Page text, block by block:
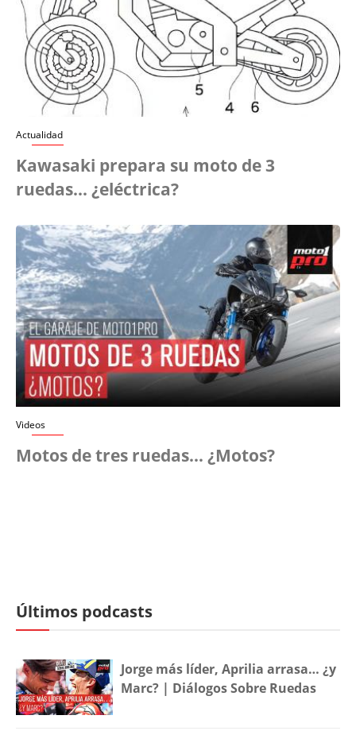
Actualidad
Kawasaki prepara su moto de 3
ruedas... ¿eléctrica?
Videos
Motos de tres ruedas… ¿Motos?
Últimos podcasts
Jorge más líder, Aprilia arrasa… ¿y
Marc? | Diálogos Sobre Ruedas